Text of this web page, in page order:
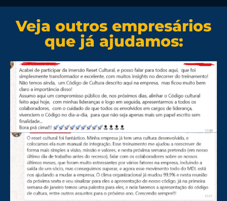
Veja outros empresários
que já ajudamos: